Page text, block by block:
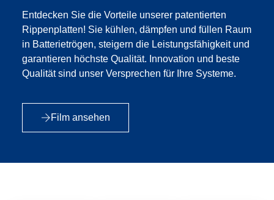
Entdecken Sie die Vorteile unserer patentierten
Rippenplatten! Sie kühlen, dämpfen und füllen Raum
in Batterietrögen, steigern die Leistungsfähigkeit und
garantieren höchste Qualität. Innovation und beste
Qualität sind unser Versprechen für Ihre Systeme.
Film ansehen